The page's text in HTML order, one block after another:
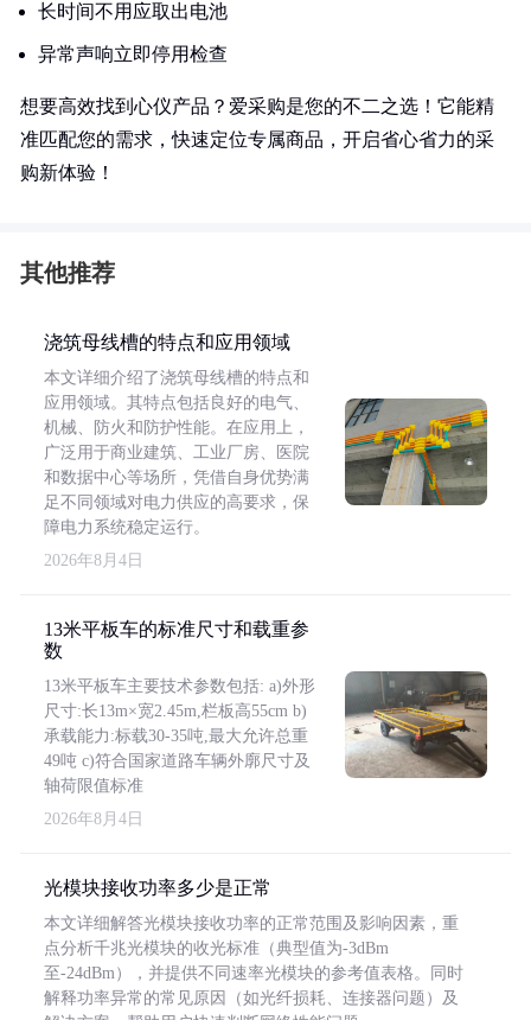
长时间不用应取出电池
异常声响立即停用检查
想要高效找到心仪产品？爱采购是您的不二之选！它能精
准匹配您的需求，快速定位专属商品，开启省心省力的采
购新体验！
其他推荐
浇筑母线槽的特点和应用领域
本文详细介绍了浇筑母线槽的特点和
应用领域。其特点包括良好的电气、
机械、防火和防护性能。在应用上，
广泛用于商业建筑、工业厂房、医院
和数据中心等场所，凭借自身优势满
足不同领域对电力供应的高要求，保
障电力系统稳定运行。
2026年8月4日
13米平板车的标准尺寸和载重参
数
13米平板车主要技术参数包括: a)外形
尺寸:长13m×宽2.45m,栏板高55cm b)
承载能力:标载30-35吨,最大允许总重
49吨 c)符合国家道路车辆外廓尺寸及
轴荷限值标准
2026年8月4日
光模块接收功率多少是正常
本文详细解答光模块接收功率的正常范围及影响因素，重
点分析千兆光模块的收光标准（典型值为-3dBm
至-24dBm），并提供不同速率光模块的参考值表格。同时
解释功率异常的常见原因（如光纤损耗、连接器问题）及